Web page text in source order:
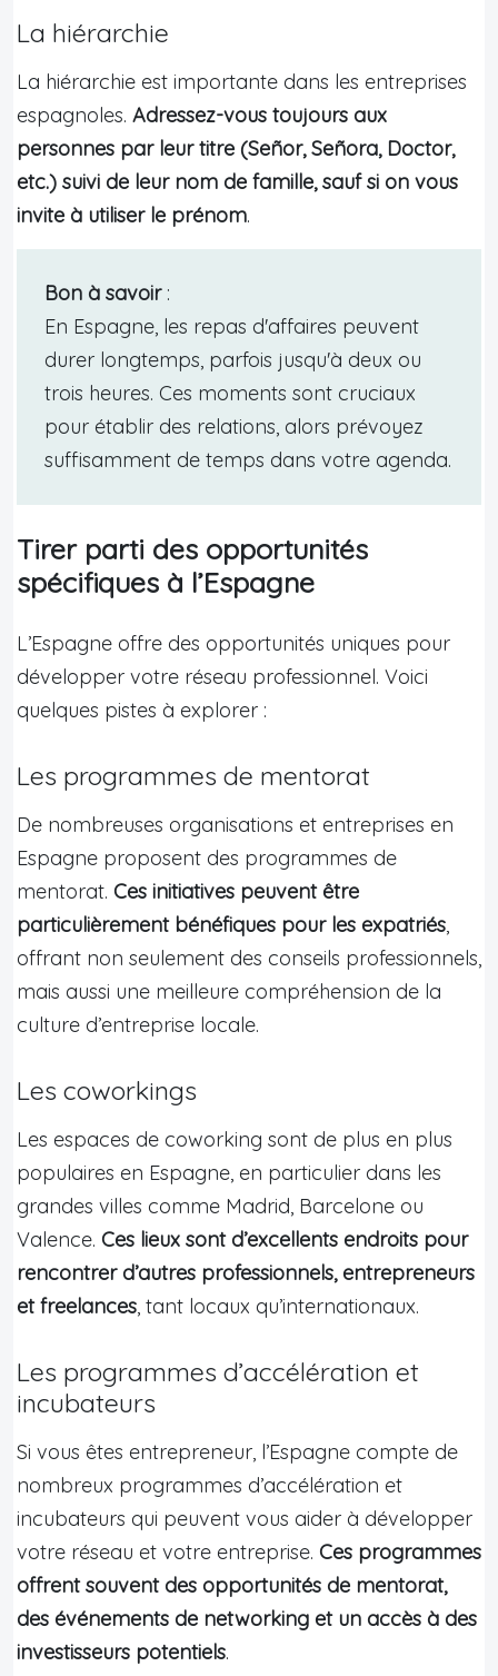
La hiérarchie
La hiérarchie est importante dans les entreprises
espagnoles. Adressez-vous toujours aux
personnes par leur titre (Señor, Señora, Doctor,
etc.) suivi de leur nom de famille, sauf si on vous
invite à utiliser le prénom.
Bon à savoir:
En Espagne, les repas d'affaires peuvent
durer longtemps, parfois jusqu'à deux ou
trois heures. Ces moments sont cruciaux
pour établir des relations, alors prévoyez
suffisamment de temps dans votre agenda.
Tirer parti des opportunités
spécifiques à l’Espagne
L’Espagne offre des opportunités uniques pour
développer votre réseau professionnel. Voici
quelques pistes à explorer :
Les programmes de mentorat
De nombreuses organisations et entreprises en
Espagne proposent des programmes de
mentorat. Ces initiatives peuvent être
particulièrement bénéfiques pour les expatriés,
offrant non seulement des conseils professionnels,
mais aussi une meilleure compréhension de la
culture d’entreprise locale.
Les coworkings
Les espaces de coworking sont de plus en plus
populaires en Espagne, en particulier dans les
grandes villes comme Madrid, Barcelone ou
Valence. Ces lieux sont d’excellents endroits pour
rencontrer d’autres professionnels, entrepreneurs
et freelances, tant locaux qu’internationaux.
Les programmes d’accélération et
incubateurs
Si vous êtes entrepreneur, l’Espagne compte de
nombreux programmes d’accélération et
incubateurs qui peuvent vous aider à développer
votre réseau et votre entreprise. Ces programmes
offrent souvent des opportunités de mentorat,
des événements de networking et un accès à des
investisseurs potentiels.